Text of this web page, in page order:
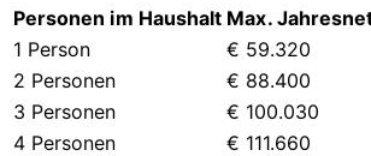
Personen im Haushalt Max.
1 Person
€ 59.320
2 Personen
€ 88.400
3 Personen
€ 100.030
4 Personen
€ 111.660